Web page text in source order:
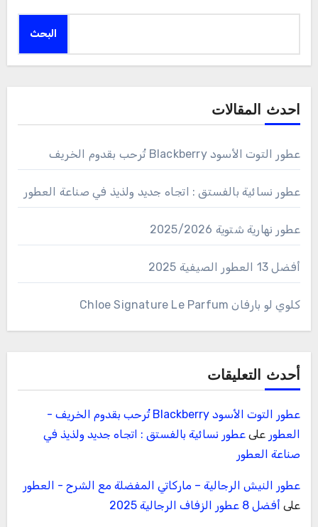
البحث
احدث المقالات
عطور التوت الأسود Blackberry تُرحب بقدوم الخريف
عطور نسائية بالفستق : اتجاه جديد ولذيذ في صناعة العطور
عطور نهارية شتوية 2025/2026
أفضل 13 العطور الصيفية 2025
كلوي لو بارفان Chloe Signature Le Parfum
أحدث التعليقات
عطور التوت الأسود Blackberry تُرحب بقدوم الخريف -
العطور على عطور نسائية بالفستق : اتجاه جديد ولذيذ في
صناعة العطور
عطور النيش الرجالية – ماركاتي المفضلة مع الشرح - العطور
على أفضل 8 عطور الزفاف الرجالية 2025